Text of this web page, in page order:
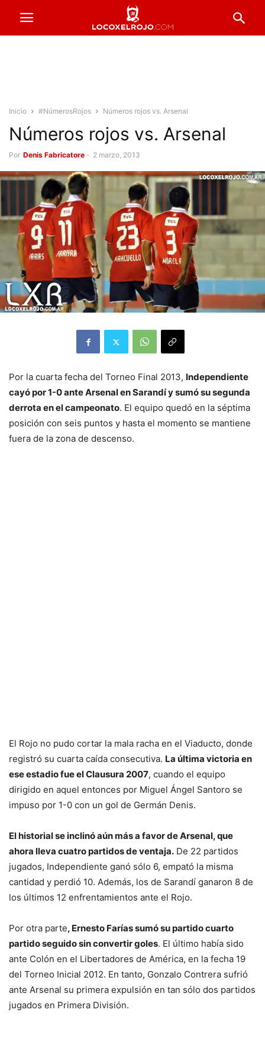
Inicio #NúmerosRojos Números rojos vs. Arsenal
Números rojos vs. Arsenal
Por Denis Fabricatore - 2 marzo, 2013
Por la cuarta fecha del Torneo Final 2013, Independiente
cayó por 1-0 ante Arsenal en Sarandí y sumó su segunda
derrota en el campeonato. El equipo quedó en la séptima
posición con seis puntos y hasta el momento se mantiene
fuera de la zona de descenso.
El Rojo no pudo cortar la mala racha en el Viaducto, donde
registró su cuarta caída consecutiva. La última victoria en
ese estadio fue el Clausura 2007, cuando el equipo
dirigido en aquel entonces por Miguel Ángel Santoro se
impuso por 1-0 con un gol de Germán Denis.
El historial se inclinó aún más a favor de Arsenal, que
ahora lleva cuatro partidos de ventaja. De 22 partidos
jugados, Independiente ganó sólo 6, empató la misma
cantidad y perdió 10. Además, los de Sarandí ganaron 8 de
los últimos 12 enfrentamientos ante el Rojo.
Por otra parte, Ernesto Farías sumó su partido cuarto
partido seguido sin convertir goles. El último había sido
ante Colón en el Libertadores de América, en la fecha 19
del Torneo Inicial 2012. En tanto, Gonzalo Contrera sufrió
ante Arsenal su primera expulsión en tan sólo dos partidos
jugados en Primera División.